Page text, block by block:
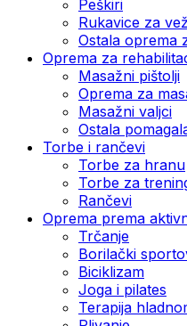
Peškiri
Rukavice za
Ostala oprema
Oprema za
Masažni pištolji
Oprema za
Masažni valjci
Ostala
Torbe i rančevi
Torbe za hranu
Torbe za
Rančevi
Oprema prema
Trčanje
Borilački
Biciklizam
Joga i pilates
Terapija